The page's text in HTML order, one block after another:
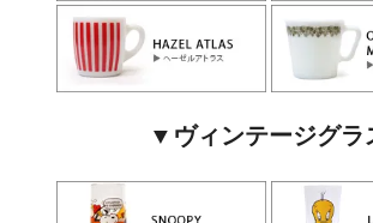
▼ヴィンテージグラ